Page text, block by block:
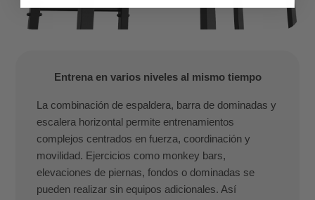
Entrena en varios niveles al mismo tiempo
La combinación de espaldera, barra de dominadas y
escalera horizontal permite entrenamientos
complejos centrados en fuerza, coordinación y
movilidad. Ejercicios como monkey bars,
elevaciones de piernas, fondos o dominadas se
pueden realizar sin equipos adicionales. Así